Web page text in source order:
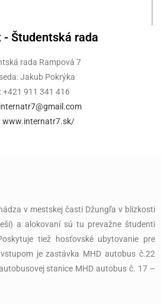
- Študentská rada
rada Rampová 7
Jakub Pokrýka
+421 911 341 416
internatr7@gmail.com
www.internatr7.sk/
v mestskej časti Džungľa v blízkosti
a alokovaní sú tu prevažne študenti
tiež hosťovské ubytovanie pre
je zastávka MHD autobus č.22
stanice MHD autobus č. 17 –